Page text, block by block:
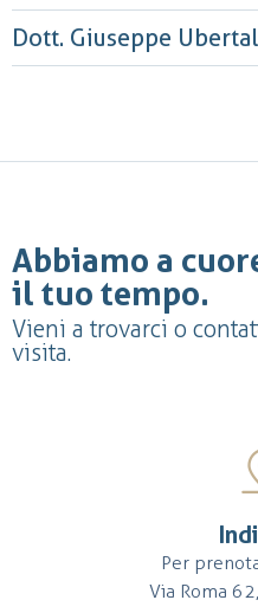
Dott. Giuseppe
Abbiamo a
il tuo tempo.
Vieni a trovarci o
visita.
Per
Via Roma